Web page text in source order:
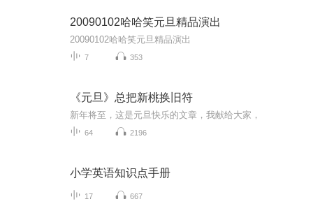
20090102哈哈笑元旦精品演出
20090102哈哈笑元旦精品演出
7 353
《元旦》总把新桃换旧符
新年将至，这是元旦快乐的文章，我献给大家，
64 2196
小学英语知识点手册
17 667